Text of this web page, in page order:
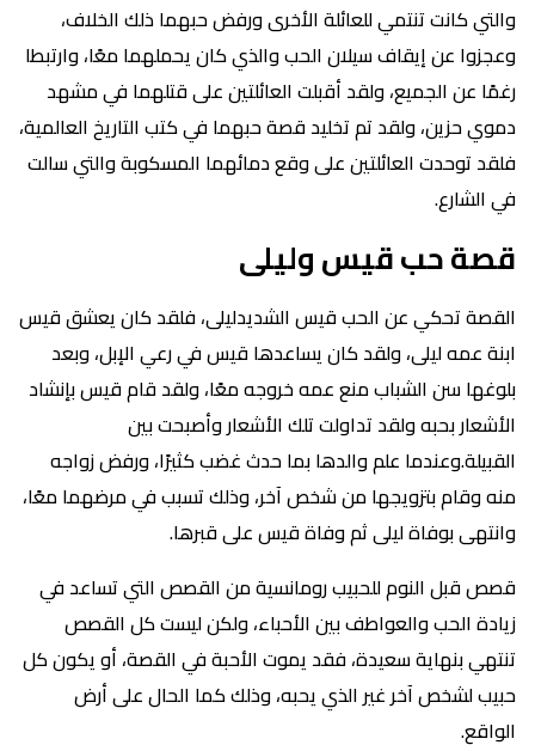
والتي كانت تنتمي للعائلة الأخرى ورفض حبهما ذلك الخلاف،
وعجزوا عن إيقاف سيلان الحب والذي كان يحملهما معًا، وارتبطا
رغمًا عن الجميع، ولقد أقبلت العائلتين على قتلهما في مشهد
دموي حزين، ولقد تم تخليد قصة حبهما في كتب التاريخ العالمية،
فلقد توحدت العائلتين على وقع دمائهما المسكوبة والتي سالت
في الشارع.
قصة حب قيس وليلى
القصة تحكي عن الحب قيس الشديدليلى، فلقد كان يعشق قيس
ابنة عمه ليلى، ولقد كان يساعدها قيس في رعي الإبل، وبعد
بلوغها سن الشباب منع عمه خروجه معًا، ولقد قام قيس بإنشاد
الأشعار بحبه ولقد تداولت تلك الأشعار وأصبحت بين
القبيلة.وعندما علم والدها بما حدث غضب كثيرًا، ورفض زواجه
منه وقام بتزويجها من شخص آخر، وذلك تسبب في مرضهما معًا،
وانتهى بوفاة ليلى ثم وفاة قيس على قبرها.
قصص قبل النوم للحبيب رومانسية من القصص التي تساعد في
زيادة الحب والعواطف بين الأحباء، ولكن ليست كل القصص
تنتهي بنهاية سعيدة، فقد يموت الأحبة في القصة، أو يكون كل
حبيب لشخص آخر غير الذي يحبه، وذلك كما الحال على أرض
الواقع.